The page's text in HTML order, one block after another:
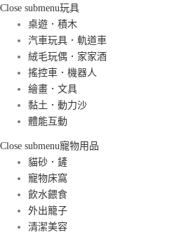
Close submenu玩具
桌遊．積木
汽車玩具．軌道車
絨毛玩偶．家家酒
搖控車．機器人
繪畫．文具
黏土．動力沙
體能互動
Close submenu寵物用品
貓砂．鏟
寵物床窩
飲水餵食
外出籠子
清潔美容